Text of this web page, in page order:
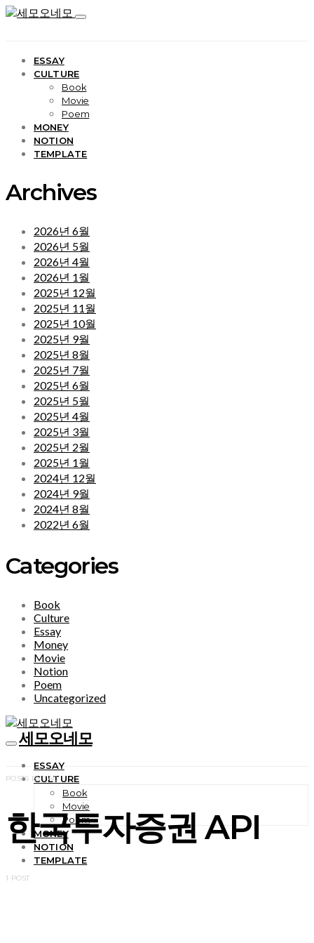
ESSAY
CULTURE
Book
Movie
Poem
MONEY
NOTION
TEMPLATE
Archives
2026년 6월
2026년 5월
2026년 4월
2026년 1월
2025년 12월
2025년 11월
2025년 10월
2025년 9월
2025년 8월
2025년 7월
2025년 6월
2025년 5월
2025년 4월
2025년 3월
2025년 2월
2025년 1월
2024년 12월
2024년 9월
2024년 8월
2022년 6월
Categories
Book
Culture
Essay
Money
Movie
Notion
Poem
Uncategorized
세모오네모
ESSAY
CULTURE
Book
Movie
Poem
MONEY
NOTION
TEMPLATE
POSTS BY TAG
한국투자증권 API
1 POST